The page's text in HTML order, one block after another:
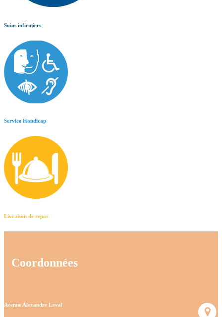
Soins infirmiers
Service Handicap
Livraison de repas
Coordonnées
Avenue Alexandre Laval